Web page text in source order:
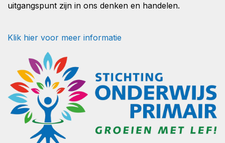
uitgangspunt zijn in ons denken en handelen.
Klik hier voor meer informatie